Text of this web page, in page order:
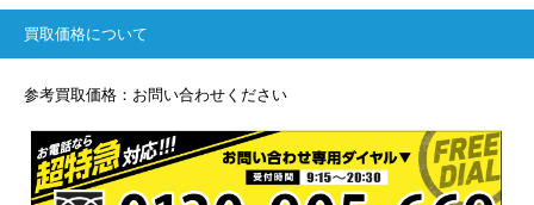
買取価格について
参考買取価格：お問い合わせください